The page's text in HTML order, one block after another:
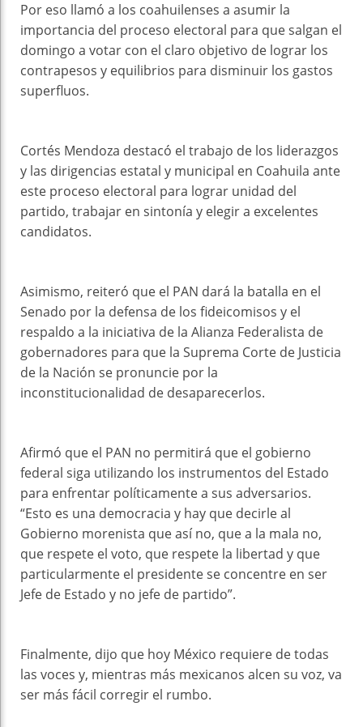
Por eso llamó a los coahuilenses a asumir la
importancia del proceso electoral para que salgan el
domingo a votar con el claro objetivo de lograr los
contrapesos y equilibrios para disminuir los gastos
superfluos.
Cortés Mendoza destacó el trabajo de los liderazgos
y las dirigencias estatal y municipal en Coahuila ante
este proceso electoral para lograr unidad del
partido, trabajar en sintonía y elegir a excelentes
candidatos.
Asimismo, reiteró que el PAN dará la batalla en el
Senado por la defensa de los fideicomisos y el
respaldo a la iniciativa de la Alianza Federalista de
gobernadores para que la Suprema Corte de Justicia
de la Nación se pronuncie por la
inconstitucionalidad de desaparecerlos.
Afirmó que el PAN no permitirá que el gobierno
federal siga utilizando los instrumentos del Estado
para enfrentar políticamente a sus adversarios.
“Esto es una democracia y hay que decirle al
Gobierno morenista que así no, que a la mala no,
que respete el voto, que respete la libertad y que
particularmente el presidente se concentre en ser
Jefe de Estado y no jefe de partido”.
Finalmente, dijo que hoy México requiere de todas
las voces y, mientras más mexicanos alcen su voz, va
ser más fácil corregir el rumbo.